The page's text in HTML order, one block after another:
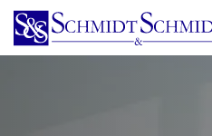
Перейти
основному